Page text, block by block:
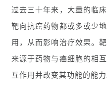
过去三十年来，大量的临
靶向抗癌药物都或多或少
用，从而影响治疗效果。
来源于药物与癌细胞的相
互作用并改变其功能的能力